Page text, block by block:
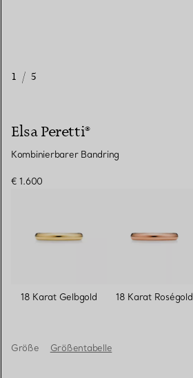
1 / 5
Elsa Peretti®
Kombinierbarer Bandring
€ 1.600
18 Karat Gelbgold 18 Karat Roségold
Größe Größentabelle